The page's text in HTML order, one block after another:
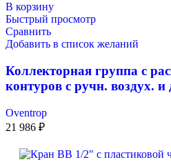
В корзину
Быстрый просмотр
Сравнить
Добавить в список желаний
Коллекторная группа с
контуров с ручн. воздух.
Oventrop
21 986 ₽